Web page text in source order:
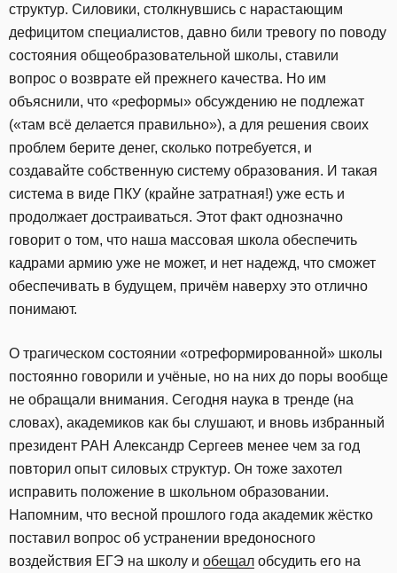
структур. Силовики, столкнувшись с нарастающим
дефицитом специалистов, давно били тревогу по поводу
состояния общеобразовательной школы, ставили
вопрос о возврате ей прежнего качества. Но им
объяснили, что «реформы» обсуждению не подлежат
(«там всё делается правильно»), а для решения своих
проблем берите денег, сколько потребуется, и
создавайте собственную систему образования. И такая
система в виде ПКУ (крайне затратная!) уже есть и
продолжает достраиваться. Этот факт однозначно
говорит о том, что наша массовая школа обеспечить
кадрами армию уже не может, и нет надежд, что сможет
обеспечивать в будущем, причём наверху это отлично
понимают.
О трагическом состоянии «отреформированной» школы
постоянно говорили и учёные, но на них до поры вообще
не обращали внимания. Сегодня наука в тренде (на
словах), академиков как бы слушают, и вновь избранный
президент РАН Александр Сергеев менее чем за год
повторил опыт силовых структур. Он тоже захотел
исправить положение в школьном образовании.
Напомним, что весной прошлого года академик жёстко
поставил вопрос об устранении вредоносного
воздействия ЕГЭ на школу и обещал обсудить его на